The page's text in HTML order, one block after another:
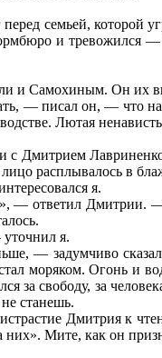
перед семьей, которой
и тревожился —
и Самохиным. Он их
— писал он, — что
Лютая
с Дмитрием
лицо расплывалось в
я.
— ответил Дмитрии. —
я.
— задумчиво
моряком. Огонь и
за свободу, за
станешь.
Дмитрия к
Мите, как он